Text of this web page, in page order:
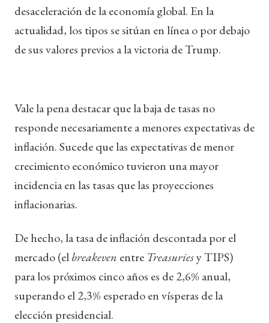
desaceleración de la economía global. En la
actualidad, los tipos se sitúan en línea o por debajo
de sus valores previos a la victoria de Trump.
Vale la pena destacar que la baja de tasas no
responde necesariamente a menores expectativas de
inflación. Sucede que las expectativas de menor
crecimiento económico tuvieron una mayor
incidencia en las tasas que las proyecciones
inflacionarias.
De hecho, la tasa de inflación descontada por el
mercado (elbreakeven entre Treasuriesy TIPS)
para los próximos cinco años es de 2,6% anual,
superando el 2,3% esperado en vísperas de la
elección presidencial.